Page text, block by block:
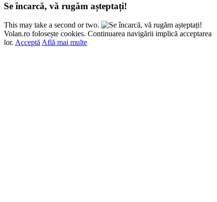
Se încarcă, vă rugăm așteptați!
This may take a second or two.
Volan.ro folosește cookies. Continuarea navigării implică acceptarea
lor. Acceptă Află mai multe